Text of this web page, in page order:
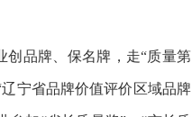
品牌、保名牌，走“质量第
宁省品牌价值评价区域品牌